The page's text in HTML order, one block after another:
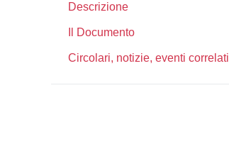
Descrizione
Il Documento
Circolari, notizie, eventi correlati